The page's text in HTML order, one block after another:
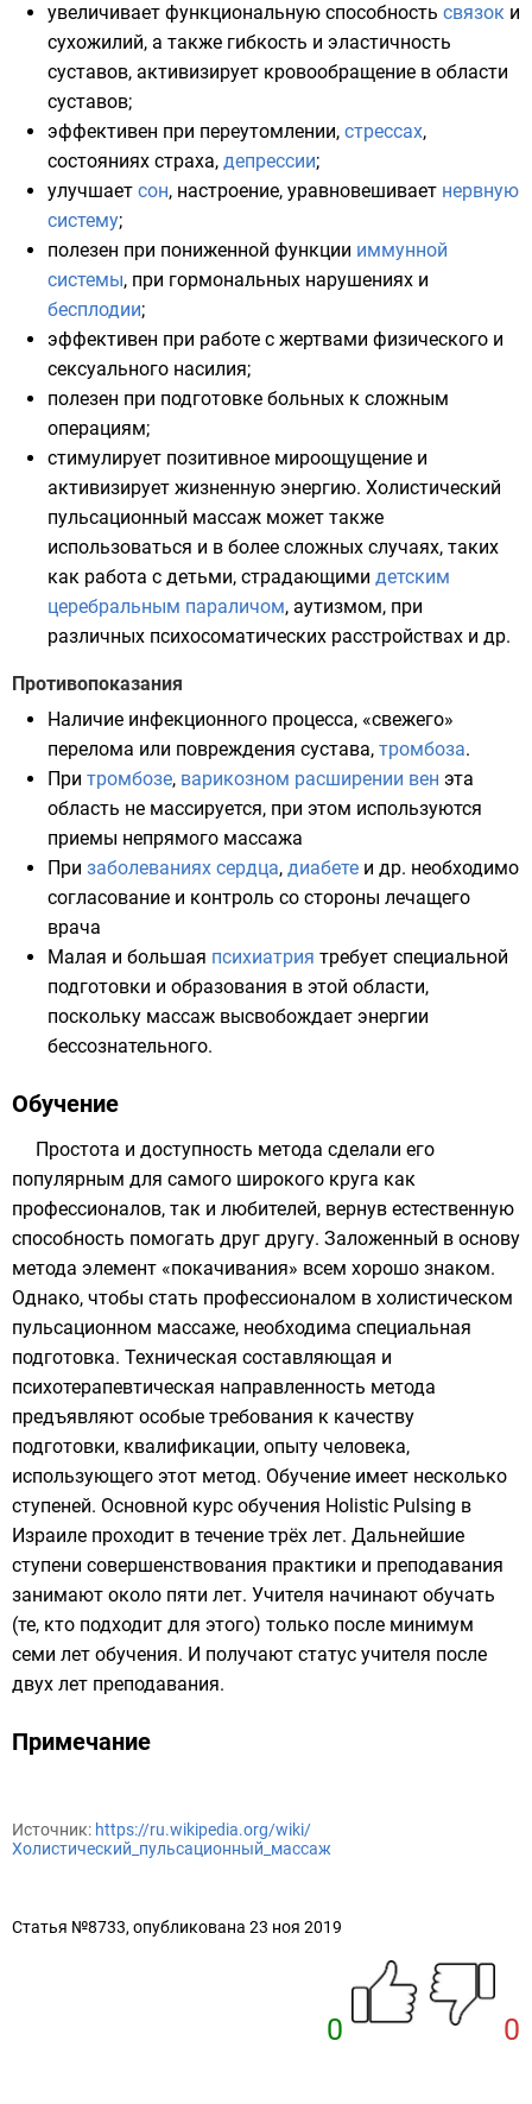
увеличивает функциональную способность связок и
сухожилий, а также гибкость и эластичность
суставов, активизирует кровообращение в области
суставов;
эффективен при переутомлении, стрессах,
состояниях страха, депрессии;
улучшает сон, настроение, уравновешивает нервную
систему;
полезен при пониженной функции иммунной
системы, при гормональных нарушениях и
бесплодии;
эффективен при работе с жертвами физического и
сексуального насилия;
полезен при подготовке больных к сложным
операциям;
стимулирует позитивное мироощущение и
активизирует жизненную энергию. Холистический
пульсационный массаж может также
использоваться и в более сложных случаях, таких
как работа с детьми, страдающими детским
церебральным параличом, аутизмом, при
различных психосоматических расстройствах и др.
Противопоказания
Наличие инфекционного процесса, «свежего»
перелома или повреждения сустава, тромбоза.
При тромбозе, варикозном расширении вен эта
область не массируется, при этом используются
приемы непрямого массажа
При заболеваниях сердца, диабете и др. необходимо
согласование и контроль со стороны лечащего
врача
Малая и большая психиатрия требует специальной
подготовки и образования в этой области,
поскольку массаж высвобождает энергии
бессознательного.
Обучение
Простота и доступность метода сделали его
популярным для самого широкого круга как
профессионалов, так и любителей, вернув естественную
способность помогать друг другу. Заложенный в основу
метода элемент «покачивания» всем хорошо знаком.
Однако, чтобы стать профессионалом в холистическом
пульсационном массаже, необходима специальная
подготовка. Техническая составляющая и
психотерапевтическая направленность метода
предъявляют особые требования к качеству
подготовки, квалификации, опыту человека,
использующего этот метод. Обучение имеет несколько
ступеней. Основной курс обучения Holistic Pulsing в
Израиле проходит в течение трёх лет. Дальнейшие
ступени совершенствования практики и преподавания
занимают около пяти лет. Учителя начинают обучать
(те, кто подходит для этого) только после минимум
семи лет обучения. И получают статус учителя после
двух лет преподавания.
Примечание
Источник: https://ru.wikipedia.org/wiki/
Холистический_пульсационный_массаж
Статья №8733, опубликована 23 ноя 2019
0 0